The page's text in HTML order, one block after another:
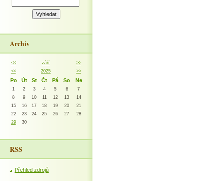
Archiv
<< září
>>
<<
2025 >>
Po Út St Čt Pá So Ne
1 2 3 4 5 6
7
8
9 10 11 12 13
14
15
16 17 18 19 20
21
22
23 24 25 26 27
28
29
30
RSS
Přehled zdrojů